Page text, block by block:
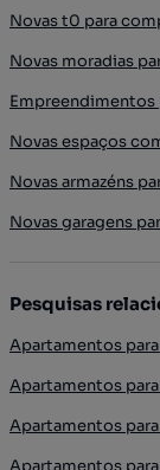
Novas t0 para
Novas moradias
Novas espaços
Novas armazéns
Novas garagens
Pesquisas
Apartamentos
Apartamentos
Apartamentos
Apartamentos